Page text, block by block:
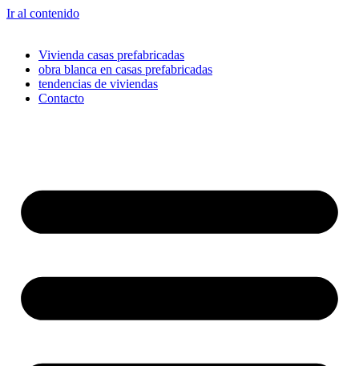
Ir al contenido
Vivienda casas prefabricadas
obra blanca en casas prefabricadas
tendencias de viviendas
Contacto